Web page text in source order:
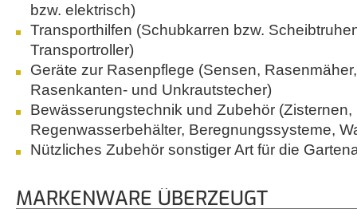
bzw. elektrisch)
Transporthilfen (Schubkarren bzw.
Transportroller)
Geräte zur Rasenpflege (Sensen,
Rasenkanten- und Unkrautstecher)
Bewässerungstechnik und Zubehör (Zisternen,
Regenwasserbehälter, Beregnungssysteme,
Nützliches Zubehör sonstiger Art für die
MARKENWARE ÜBERZEUGT